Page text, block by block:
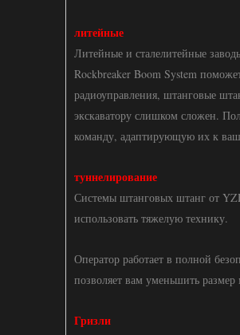
литейные
Литейные и сталелитейные
Rockbreaker Boom System
радиоуправления, штанговые
экскаватору слишком сложен.
команду, адаптирующую их к
туннелирование
Системы штанговых штанг от
использовать тяжелую технику.
Оператор работает в полной
позволяет вам уменьшить размер
Гризли